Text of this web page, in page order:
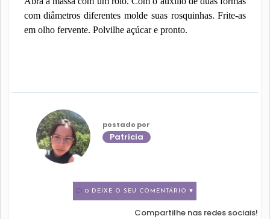
com diâmetros diferentes molde suas rosquinhas. Frite-as
em olho fervente. Polvilhe açúcar e pronto.
postado por
Patricia
0 DEIXE O SEU COMENTÁRIO ♥
Compartilhe nas redes sociais!